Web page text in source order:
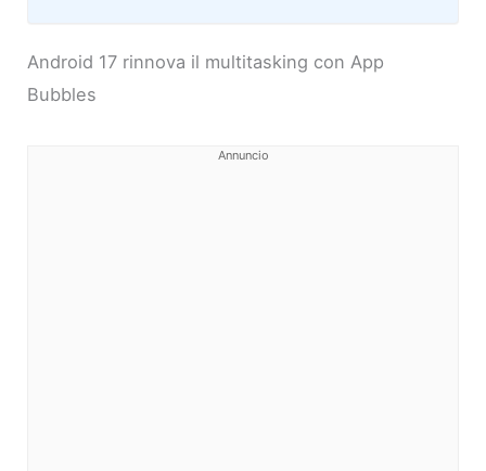
Android 17 rinnova il multitasking con App
Bubbles
Annuncio